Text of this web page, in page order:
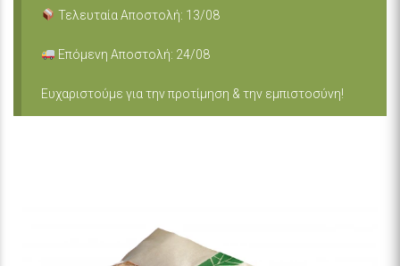
Τελευταία Αποστολή: 13/08
Επόμενη Αποστολή: 24/08
Ευχαριστούμε για την προτίμηση & την εμπιστοσύνη!